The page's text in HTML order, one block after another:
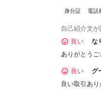
身分証 電話
自己紹介文
良い
な
ありがとう
良い
グ
良い取引あ